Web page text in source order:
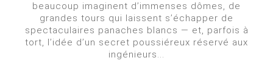
beaucoup imaginent d’immenses dômes, de
grandes tours qui laissent s’échapper de
spectaculaires panaches blancs — et, parfois à
tort, l’idée d’un secret poussiéreux réservé aux
ingénieurs...